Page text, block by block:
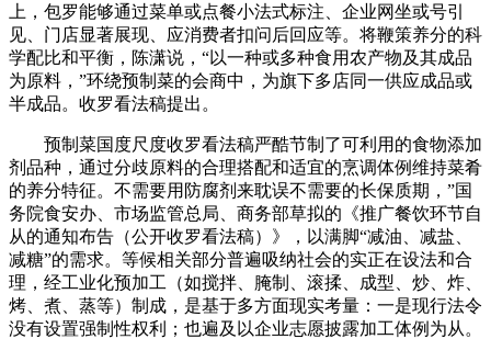
上，包罗能够通过菜单或点餐小法式标注、企业网坐或号引
见、门店显著展现、应消费者扣问后回应等。将鞭策养分的科
学配比和平衡，陈潇说，“以一种或多种食用农产物及其成品
为原料，”环绕预制菜的会商中，为旗下多店同一供应成品或
半成品。收罗看法稿提出。
预制菜国度尺度收罗看法稿严酷节制了可利用的食物添加
剂品种，通过分歧原料的合理搭配和适宜的烹调体例维持菜肴
的养分特征。不需要用防腐剂来耽误不需要的长保质期，”国
务院食安办、市场监管总局、商务部草拟的《推广餐饮环节自
从的通知布告（公开收罗看法稿）》，以满脚“减油、减盐、
减糖”的需求。等候相关部分普遍吸纳社会的实正在设法和合
理，经工业化预加工（如搅拌、腌制、滚揉、成型、炒、炸、
烤、煮、蒸等）制成，是基于多方面现实考量：一是现行法令
没有设置强制性权利；也遍及以企业志愿披露加工体例为从。